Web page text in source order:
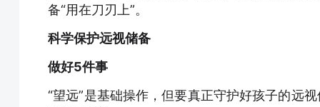
备“用在刀刃上”。
科学保护远视储备
做好5件事
“望远”是基础操作，但要真正守护好孩子的远